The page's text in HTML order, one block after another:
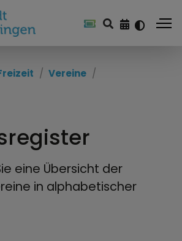
Vereine
eine Übersicht der
in alphabetischer